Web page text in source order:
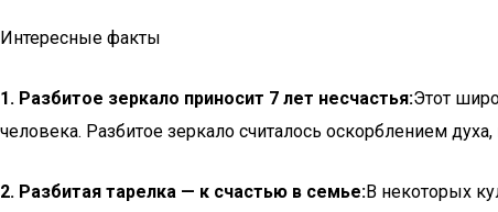
Интересные факты
1. Разбитое зеркало приносит 7 лет несчастья:Этот
человека. Разбитое зеркало считалось оскорблением
2. Разбитая тарелка — к счастью в семье:В некоторых